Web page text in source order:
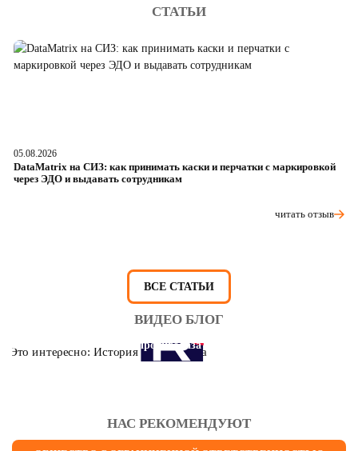
СТАТЬИ
05.08.2026
DataMatrix на СИЗ: как принимать каски и перчатки с маркировкой
через ЭДО и выдавать сотрудникам
читать отзыв
ВСЕ СТАТЬИ
ВИДЕО БЛОГ
Это интересно: История противогаза
НАС РЕКОМЕНДУЮТ